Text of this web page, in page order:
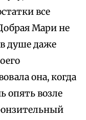
все
Мари не
душе даже
она, когда
опять возле